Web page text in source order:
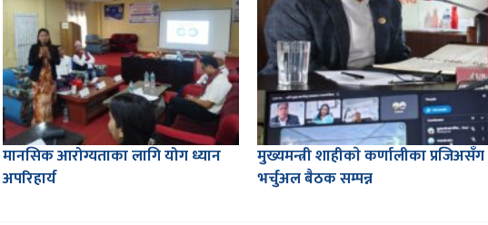
मानसिक आरोग्यताका लागि योग ध्यान
अपरिहार्य
मुख्यमन्त्री शाहीकाे कर्णालीका प्रजिअसँग
भर्चुअल बैठक सम्पन्न